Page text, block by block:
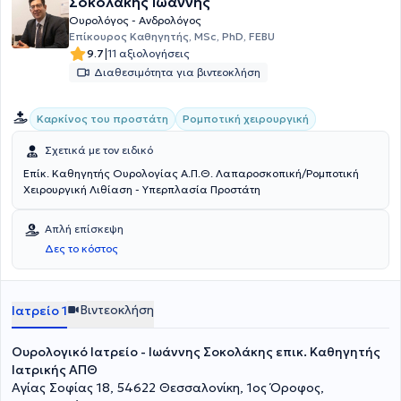
Ουρολόγος - Ανδρολόγος
Επίκουρος Καθηγητής, MSc, PhD, FEBU
9.7|11 αξιολογήσεις
Διαθεσιμότητα για βιντεοκλήση
Καρκίνος του προστάτη Ρομποτική χειρουργική
Σχετικά με τον ειδικό
Επίκ. Καθηγητής Ουρολογίας Α.Π.Θ. Λαπαροσκοπική/Ρομποτική
Χειρουργική Λιθίαση - Υπερπλασία Προστάτη
Απλή επίσκεψη
Δες το κόστος
Ιατρείο 1 Βιντεοκλήση
Ουρολογικό Ιατρείο - Ιωάννης Σοκολάκης επικ. Καθηγητής
Ιατρικής ΑΠΘ
Αγίας Σοφίας 18, 54622 Θεσσαλονίκη, 1ος Όροφος,